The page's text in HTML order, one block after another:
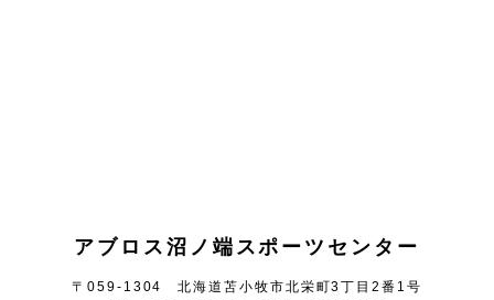
アブロス沼ノ端スポーツセンター
〒059-1304 北海道苫小牧市北栄町3丁目2番1号